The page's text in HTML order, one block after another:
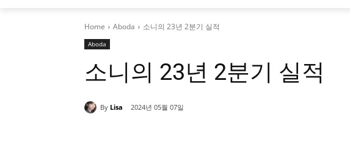
Home Aboda 소니의 23년 2분기 실적
Aboda
소니의 23년 2분기 실적
By Lisa 2024년 05월 07일